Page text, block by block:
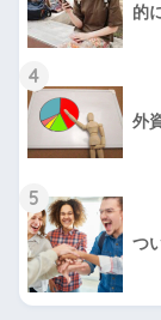
的
4
外
5
つ